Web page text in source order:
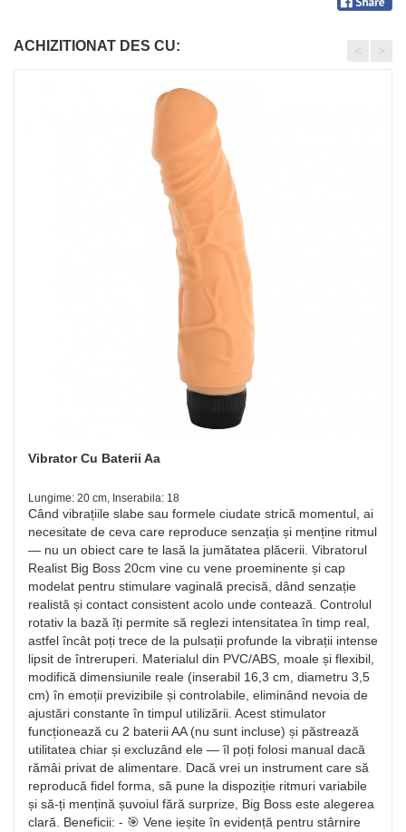
ACHIZITIONAT DES CU:
Vibrator Cu Baterii Aa
Lungime: 20 cm, Inserabila: 18
Când vibrațiile slabe sau formele ciudate strică momentul, ai
necesitate de ceva care reproduce senzația și menține ritmul
— nu un obiect care te lasă la jumătatea plăcerii. Vibratorul
Realist Big Boss 20cm vine cu vene proeminente și cap
modelat pentru stimulare vaginală precisă, dând senzație
realistă și contact consistent acolo unde contează. Controlul
rotativ la bază îți permite să reglezi intensitatea în timp real,
astfel încât poți trece de la pulsații profunde la vibrații intense
lipsit de întreruperi. Materialul din PVC/ABS, moale și flexibil,
modifică dimensiunile reale (inserabil 16,3 cm, diametru 3,5
cm) în emoții previzibile și controlabile, eliminând nevoia de
ajustări constante în timpul utilizării. Acest stimulator
funcționează cu 2 baterii AA (nu sunt incluse) și păstrează
utilitatea chiar și excluzând ele — îl poți folosi manual dacă
rămâi privat de alimentare. Dacă vrei un instrument care să
reproducă fidel forma, să pune la dispoziție ritmuri variabile
și să-ți mențină șuvoiul fără surprize, Big Boss este alegerea
clară. Beneficii: - 🎯 Vene ieșite în evidență pentru stârnire
< >